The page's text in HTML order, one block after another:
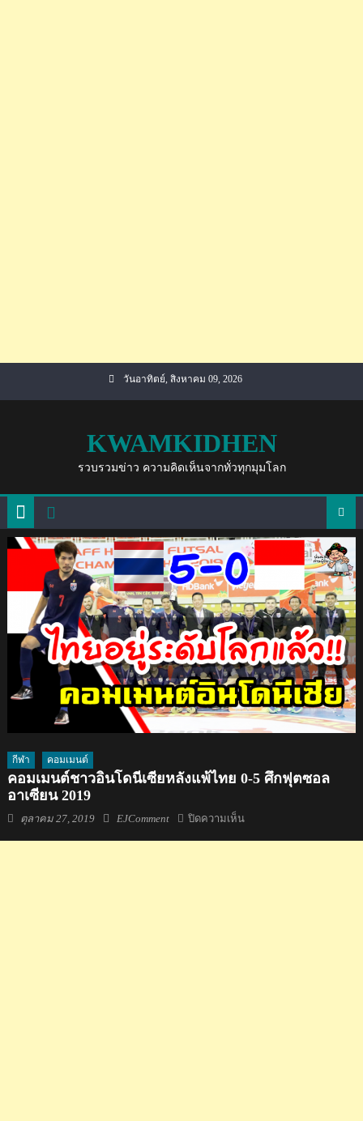
วันอาทิตย์, สิงหาคม 09, 2026
KWAMKIDHEN
รวบรวมข่าว ความคิดเห็นจากทั่วทุกมุมโลก
กีฬา คอมเมนต์
คอมเมนต์ชาวอินโดนีเซียหลังแพ้ไทย 0-5 ศึกฟุตซอล
อาเซียน 2019
Posted
ตุลาคม 27, 2019 Author
EJComment ปิดความเห็นบน